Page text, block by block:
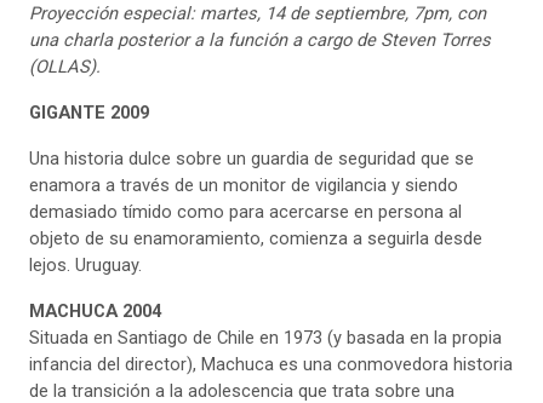
Proyección especial:martes, 14 de septiembre, 7pm, con
una charla posterior a la función a cargo de Steven Torres
(OLLAS).
GIGANTE 2009
Una historia dulce sobre un guardia de seguridad que se
enamora a través de un monitor de vigilancia y siendo
demasiado tímido como para acercarse en persona al
objeto de su enamoramiento, comienza a seguirla desde
lejos. Uruguay.
MACHUCA 2004
Situada en Santiago de Chile en 1973 (y basada en la propia
infancia del director), Machuca es una conmovedora historia
de la transición a la adolescencia que trata sobre una